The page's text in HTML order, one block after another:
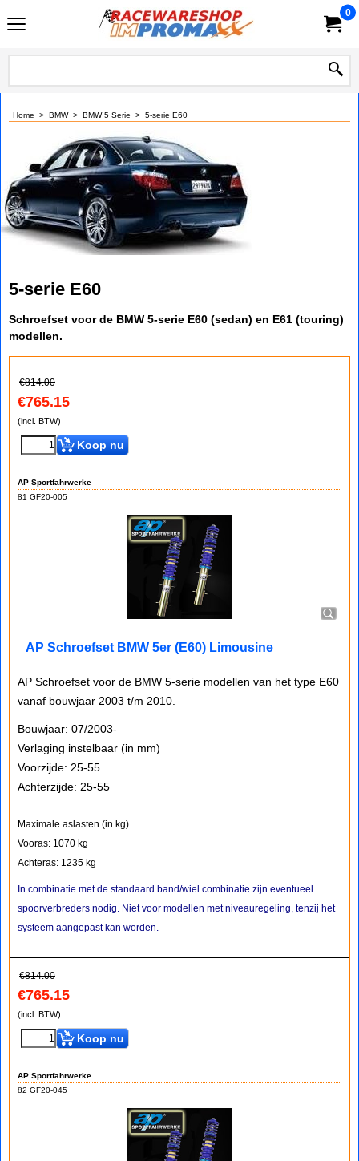
0
Home > BMW> BMW 5 Serie > 5-serie E60
5-serie E60
Schroefset voor de BMW 5-serie E60 (sedan) en E61 (touring)
modellen.
€814.00
€765.15
(incl. BTW)
Koop nu
AP Sportfahrwerke
81 GF20-005
AP Schroefset BMW 5er (E60) Limousine
AP Schroefset voor de BMW 5-serie modellen van het type E60
vanaf bouwjaar 2003 t/m 2010.
Bouwjaar: 07/2003-
Verlaging instelbaar (in mm)
Voorzijde: 25-55
Achterzijde: 25-55
Maximale aslasten (in kg)
Vooras: 1070 kg
Achteras: 1235 kg
In combinatie met de standaard band/wiel combinatie zijn eventueel
spoorverbreders nodig. Niet voor modellen met niveauregeling, tenzij het
systeem aangepast kan worden.
€814.00
€765.15
(incl. BTW)
Koop nu
AP Sportfahrwerke
82 GF20-045